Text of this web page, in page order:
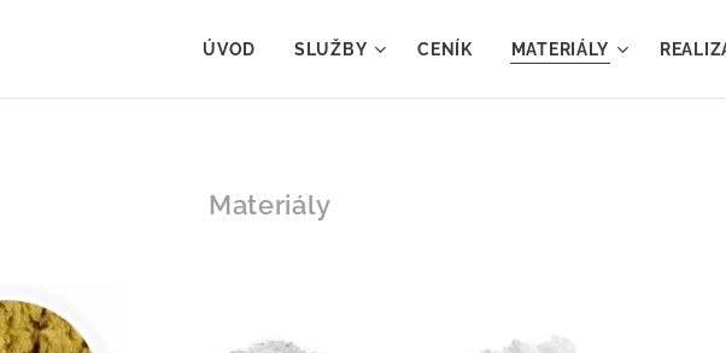
ÚVOD SLUŽBY CENÍK MATERIÁLY
Materiály